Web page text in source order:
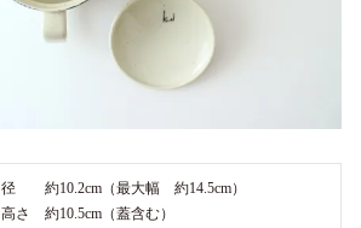
径 約10.2cm（最大幅 約14.5cm）
高さ 約10.5cm（蓋含む）